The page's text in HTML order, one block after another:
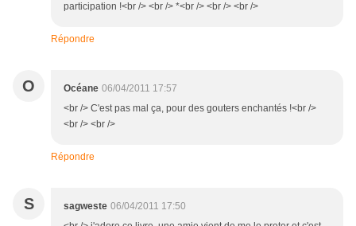
participation !<br /> <br /> *<br /> <br /> <br />
Répondre
O Océane 06/04/2011 17:57
<br /> C'est pas mal ça, pour des gouters enchantés !<br />
<br /> <br />
Répondre
S sagweste 06/04/2011 17:50